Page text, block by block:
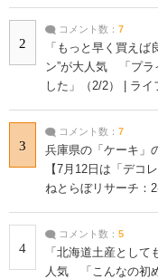
2
コメント数： 7
「もっと早く買え
ン”が大人気 「プラ
した」（2/2） | ライ
3
コメント数： 7
兵庫県の「ケーキ」
【7月12日は「デコ
ねとらぼリサーチ：
4
コメント数： 5
「北海道土産として
人気 「こんなの初